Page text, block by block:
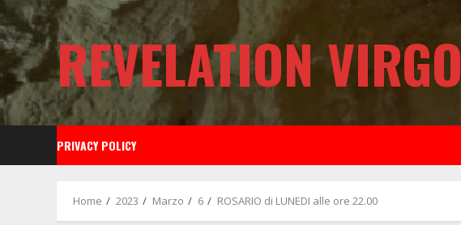
Skip
to
content REVELATION VIRGO
PRIVACY POLICY
Home 2023 Marzo 6 ROSARIO di LUNEDI alle ore 22.00